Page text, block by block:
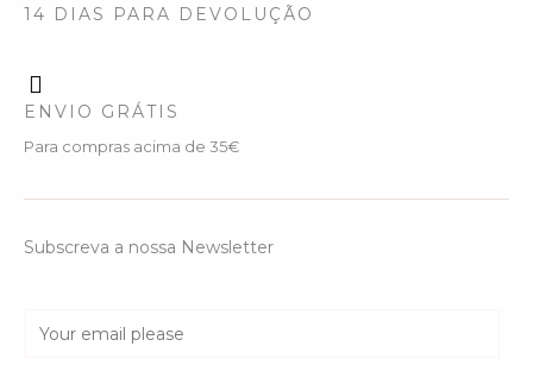
14 DIAS PARA DEVOLUÇÃO
ENVIO GRÁTIS
Para compras acima de 35€
Subscreva a nossa Newsletter